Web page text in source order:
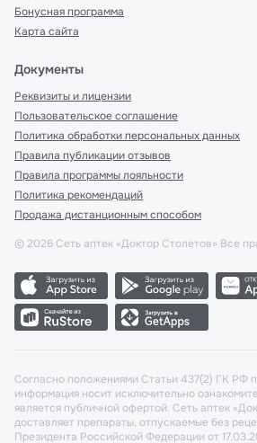
Бонусная программа
Карта сайта
Документы
Реквизиты и лицензии
Пользовательское соглашение
Политика обработки персональных данных
Правила публикации отзывов
Правила программы лояльности
Политика рекомендаций
Продажа дистанционным способом
© 2026 Сеть аптек «Доктор Столетов» Все
Согласно положениями Статьи 437(2) ГК РФ
информация носит исключительно
является публичной офертой. Сеть аптек
доставляет препараты, отпускаемые без
Президента Российской Федерации от